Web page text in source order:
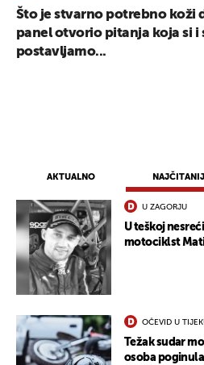
AKTUALNO
U ZAGORJU
U teškoj
motociklst
OČEVID U
Težak sudar
osoba poginula
Što je stvarno potrebno koži
panel otvorio pitanja koja si i
postavljamo...